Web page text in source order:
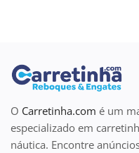
O Carretinha.com é um
especializado em
náutica. Encontre